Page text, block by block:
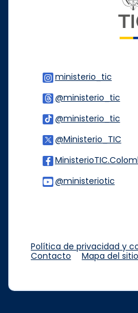
ministerio_tic
@ministerio_tic
@ministerio_tic
@Ministerio_TIC
@ministeriotic
Política de privacidad y
Contacto
Mapa del sitio